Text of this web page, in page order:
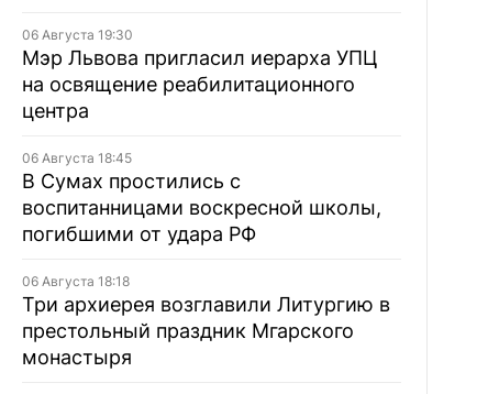
06 Августа 19:30
Мэр Львова пригласил иерарха УПЦ
на освящение реабилитационного
центра
06 Августа 18:45
В Сумах простились с
воспитанницами воскресной школы,
погибшими от удара РФ
06 Августа 18:18
Три архиерея возглавили Литургию в
престольный праздник Мгарского
монастыря